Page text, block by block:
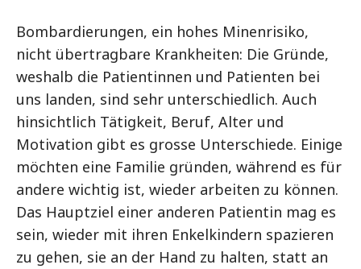
Bombardierungen, ein hohes Minenrisiko,
nicht übertragbare Krankheiten: Die Gründe,
weshalb die Patientinnen und Patienten bei
uns landen, sind sehr unterschiedlich. Auch
hinsichtlich Tätigkeit, Beruf, Alter und
Motivation gibt es grosse Unterschiede. Einige
möchten eine Familie gründen, während es für
andere wichtig ist, wieder arbeiten zu können.
Das Hauptziel einer anderen Patientin mag es
sein, wieder mit ihren Enkelkindern spazieren
zu gehen, sie an der Hand zu halten, statt an